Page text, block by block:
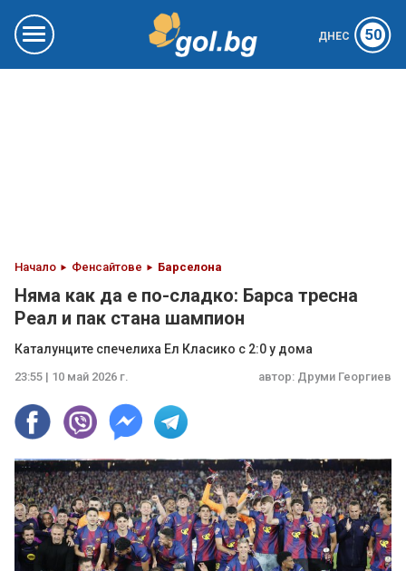
ДНЕС 50
Начало Фенсайтове Барселона
Няма как да е по-сладко: Барса тресна
Реал и пак стана шампион
Каталунците спечелиха Ел Класико с 2:0 у дома
23:55 | 10 май 2026 г. автор: Друми Георгиев